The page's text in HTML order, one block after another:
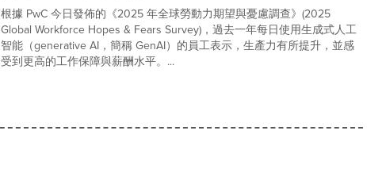
根據 PwC 今日發佈的《2025 年全球勞動力期望與憂慮調查》(2025
Global Workforce Hopes & Fears Survey)，過去一年每日使用生成式人工
智能（generative AI，簡稱 GenAI）的員工表示，生產力有所提升，並感
受到更高的工作保障與薪酬水平。...